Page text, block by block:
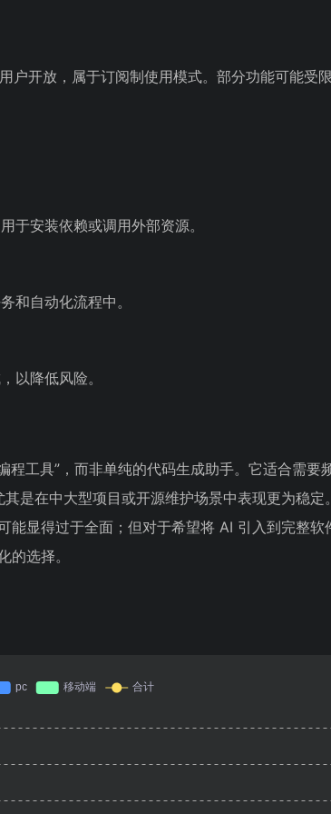
户开放，属于订阅制使用模式。部分功能可能受
于安装依赖或调用外部资源。
和自动化流程中。
以降低风险。
工具”，而非单纯的代码生成助手。它适合需要
是在中大型项目或开源维护场景中表现更为稳定
显得过于全面；但对于希望将 AI 引入到完整软
选择。